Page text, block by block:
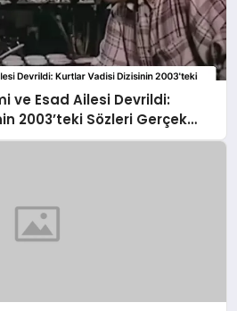
ve Esad Ailesi Devrildi:
2003’teki Sözleri Gerçek